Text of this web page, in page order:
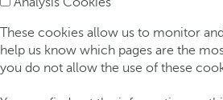
These cookies allow us to monitor
help us know which pages are the
you do not allow the use of these